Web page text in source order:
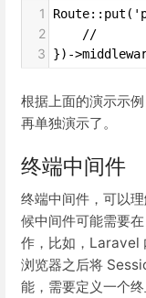
1
2
    //
3 })-
根据上面的演示示
再单独演示了。
终端中间件
终端中间件，可以
候中间件可能需要
作，比如，Laravel
浏览器之后将
能，需要定义一个